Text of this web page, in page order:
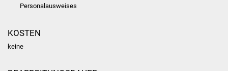
Personalausweises
KOSTEN
keine